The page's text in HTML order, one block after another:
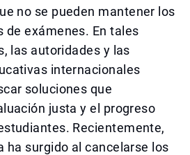
no se pueden mantener los
de exámenes. En tales
las autoridades y las
internacionales
soluciones que
justa y el progreso
Recientemente,
ha surgido al cancelarse los